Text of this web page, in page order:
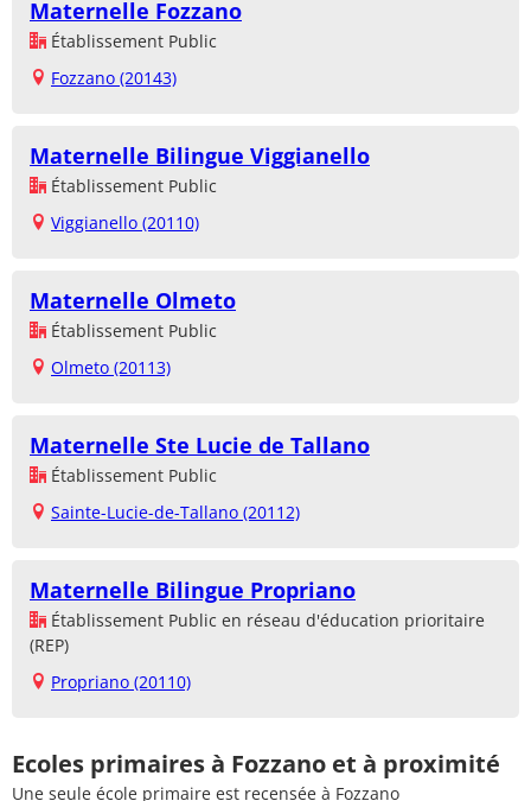
Maternelle Fozzano
Établissement Public
Fozzano (20143)
Maternelle Bilingue Viggianello
Établissement Public
Viggianello (20110)
Maternelle Olmeto
Établissement Public
Olmeto (20113)
Maternelle Ste Lucie de Tallano
Établissement Public
Sainte-Lucie-de-Tallano (20112)
Maternelle Bilingue Propriano
Établissement Public en réseau d'éducation prioritaire
(REP)
Propriano (20110)
Ecoles primaires à Fozzano et à proximité
Une seule école primaire est recensée à Fozzano